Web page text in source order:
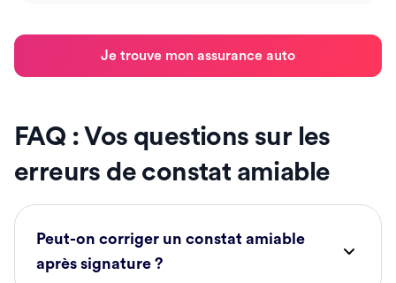
Je trouve mon assurance auto
FAQ : Vos questions sur les
erreurs de constat amiable
Peut-on corriger un constat amiable
après signature ?